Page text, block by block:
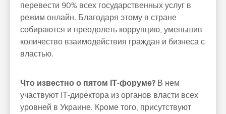
перевести 90% всех государственных услуг в
режим онлайн. Благодаря этому в стране
собираются и преодолеть коррупцию, уменьшив
количество взаимодействия граждан и бизнеса с
властью.
Что известно о пятом ІТ-форуме? В нем
участвуют IТ-директора из органов власти всех
уровней в Украине. Кроме того, присутствуют